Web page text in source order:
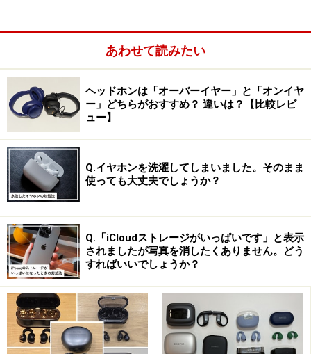
内部にはXiaomi独自の「同軸デュアルドライバー音響シ
ステム」を搭載し、クリアなサウンドを実現。オーディ
オコーデック（※）はSBC／AAC／LC3／LDACをサポート
しています。
※音声データの圧縮変換方式のこと。LDACは高音質を特
あわせて読みたい
ヘッドホンは「オーバーイヤー」と「オンイヤ
ー」どちらがおすすめ？ 違いは？【比較レビ
ュー】
Q.イヤホンを洗濯してしまいました。そのまま
使っても大丈夫でしょうか？
Q.「iCloudストレージがいっぱいです」と表示
されましたが写真を消したくありません。どう
すればいいでしょうか？